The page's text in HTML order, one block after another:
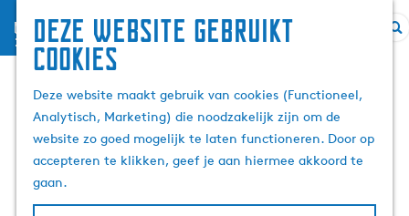
Deze website gebruikt
cookies
Deze website maakt gebruik van cookies (Functioneel,
Analytisch, Marketing) die noodzakelijk zijn om de
website zo goed mogelijk te laten functioneren. Door op
accepteren te klikken, geef je aan hiermee akkoord te
gaan.
menu
G
a
n
a
a
r
e
Veelgestelde vragen
over de database van
Friesland